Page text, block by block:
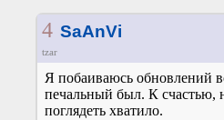
4 SaAnVi
tzar
Я побаиваюсь обновлений
печальный был. К счастью,
поглядеть хватило.